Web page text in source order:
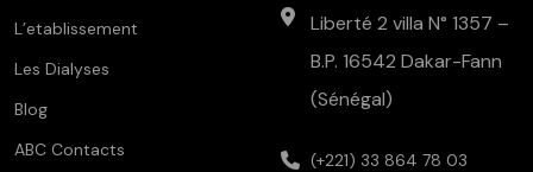
L’etablissement
Les Dialyses
Blog
ABC Contacts
Liberté 2 villa N° 1357 –
B.P. 16542 Dakar-Fann
(Sénégal)
(+221) 33 864 78 03